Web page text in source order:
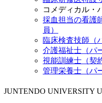
コメディカル・
採血担当の看護
員）
臨床検査技師（
介護福祉士（パ
視能訓練士（契
管理栄養士（パ
JUNTENDO UNIVERSITY